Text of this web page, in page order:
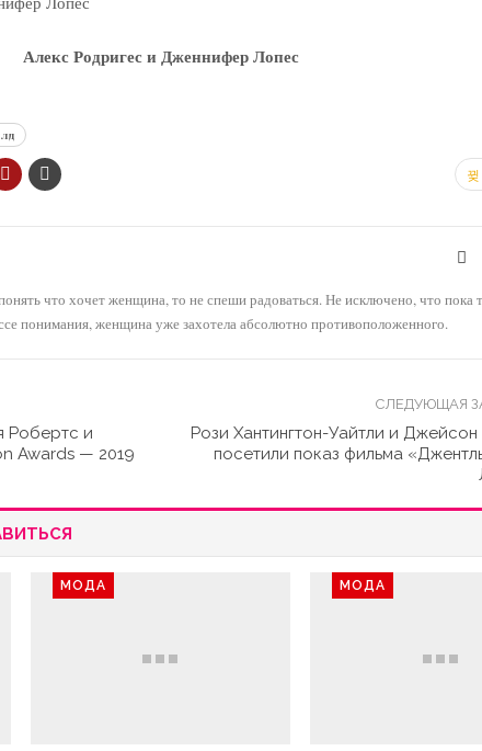
Алекс Родригес и Дженнифер Лопес
что хочет женщина, то не спеши радоваться. Не исключено, что пока
понимания, женщина уже захотела абсолютно противоположенного.
Робертс и
Awards — 2019
СЛЕДУЮЩАЯ
Рози Хантингтон-Уайтли и Джейсон
посетили показ фильма
МОДА МОДА